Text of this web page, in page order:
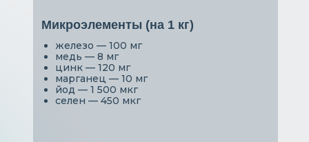
Микроэлементы (на 1 кг)
железо — 100 мг
медь — 8 мг
цинк — 120 мг
марганец — 10 мг
йод — 1 500 мкг
селен — 450 мкг